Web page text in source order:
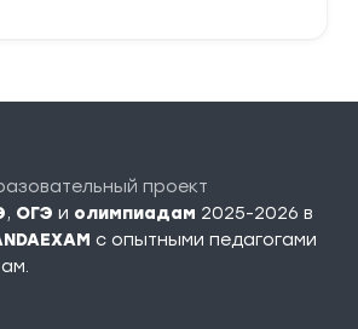
проект
, ОГЭ и олимпиадам 2025-2026 в
c опытными педагогами